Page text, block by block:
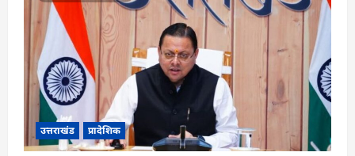
उत्तराखंड प्रादेशिक